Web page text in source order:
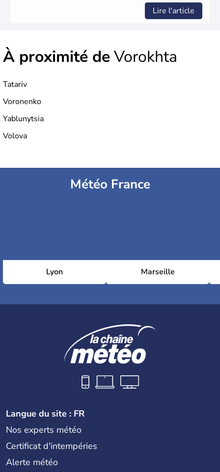
Lire l'article
À proximité deVorokhta
Tatariv
Voronenko
Yablunytsia
Volova
Météo France
Lyon Marseille
Langue du site : FR
Nos experts météo
Certificat d'intempéries
Alerte météo